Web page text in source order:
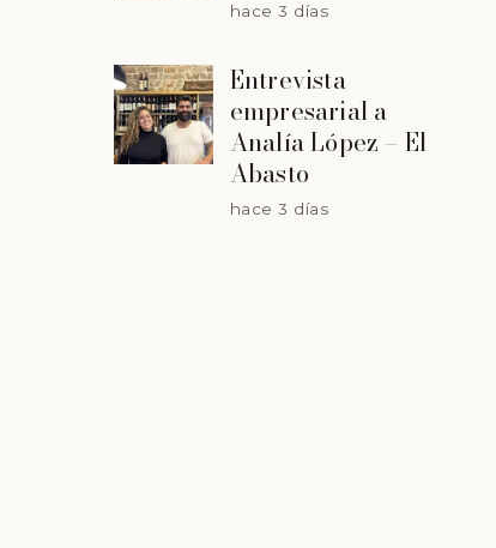
hace 3 días
Entrevista
empresarial a
Analía López – El
Abasto
hace 3 días